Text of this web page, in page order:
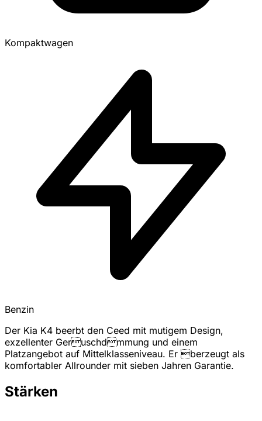
Kompaktwagen
Benzin
Der Kia K4 beerbt den Ceed mit mutigem Design,
exzellenter Geruschdmmung und einem
Platzangebot auf Mittelklasseniveau. Er berzeugt als
komfortabler Allrounder mit sieben Jahren Garantie.
Stärken